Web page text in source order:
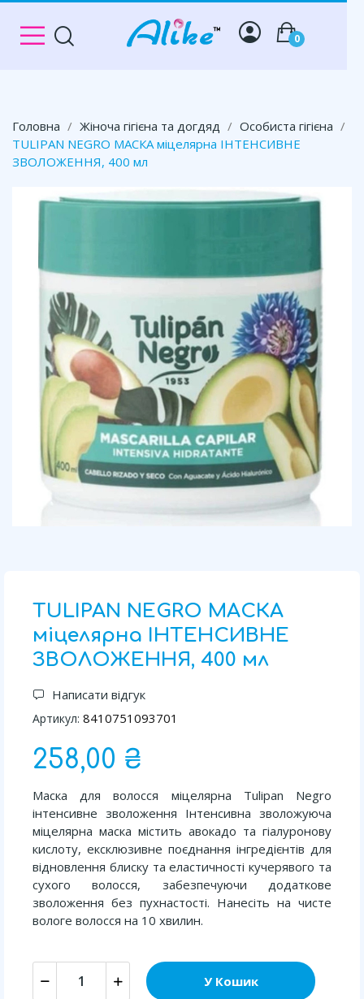
0
Головна Жіноча гігієна та догдяд
Особиста гігієна
TULIPAN NEGRO МАСКА міцелярна ІНТЕНСИВНЕ
ЗВОЛОЖЕННЯ, 400 мл
TULIPAN NEGRO МАСКА
міцелярна ІНТЕНСИВНЕ
ЗВОЛОЖЕННЯ, 400 мл
Написати відгук
Артикул: 8410751093701
258,00 ₴
Маска для волосся міцелярна Tulipan Negro
інтенсивне зволоження Інтенсивна зволожуюча
міцелярна маска містить авокадо та гіалуронову
кислоту, ексклюзивне поєднання інгредієнтів для
відновлення блиску та еластичності кучерявого та
сухого волосся, забезпечуючи додаткове
зволоження без пухнастості. Нанесіть на чисте
вологе волосся на 10 хвилин.
У Кошик